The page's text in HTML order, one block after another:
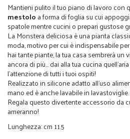
Mantieni pulito il tuo piano di lavoro con
mestolo a forma di foglia su cui
spatole mentre cucini o prepari gustose
La Monstera deliciosa è una pianta
moda, motivo per cui è indispensabile
hai tante piante, la tua casa sembrerà un
ancora di più... dai alla tua cucina
l'attenzione di tutti i tuoi ospiti!
Realizzato in silicone adatto all'uso
mano ed è anche lavabile in
Regala questo divertente accessorio da
ameranno!
Lunghezza: cm 11.5